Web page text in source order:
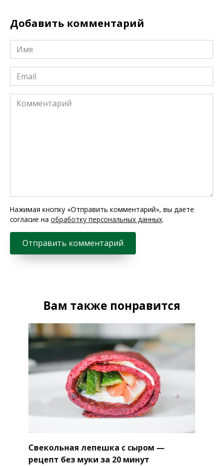
Добавить комментарий
Имя
*
Email
*
Комментарий
Нажимая кнопку «Отправить комментарий», вы даете
согласие на обработку персональных данных.
Вам также понравится
Свекольная лепешка с сыром —
рецепт без муки за 20 минут